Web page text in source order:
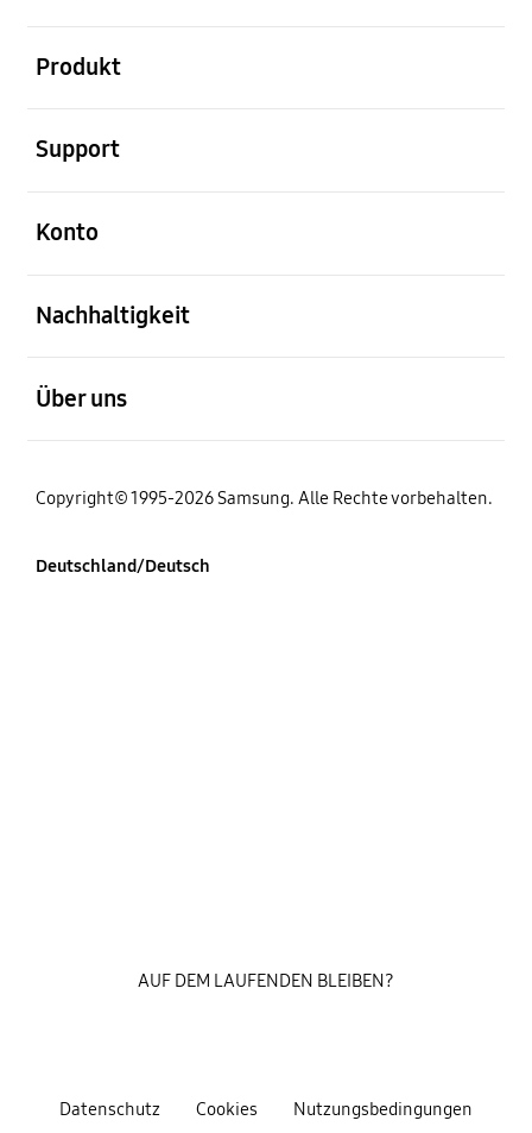
Produkt
Support
Konto
Nachhaltigkeit
Über uns
Copyright© 1995-2026 Samsung. Alle Rechte vorbehalten.
Deutschland/Deutsch
Datenschutz Cookies Nutzungsbedingungen
AUF DEM LAUFENDEN BLEIBEN?